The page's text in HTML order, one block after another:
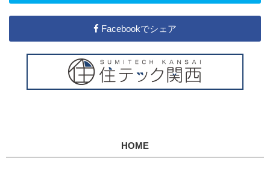
Facebookでシェア
HOME